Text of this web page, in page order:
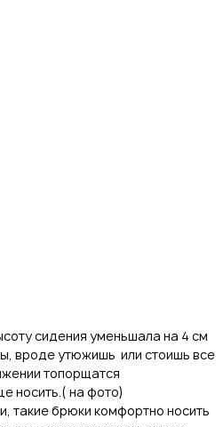
сидения уменьшала на 4 см
вроде утюжишь или стоишь все
топорщатся
носить.( на фото)
такие брюки комфортно носить